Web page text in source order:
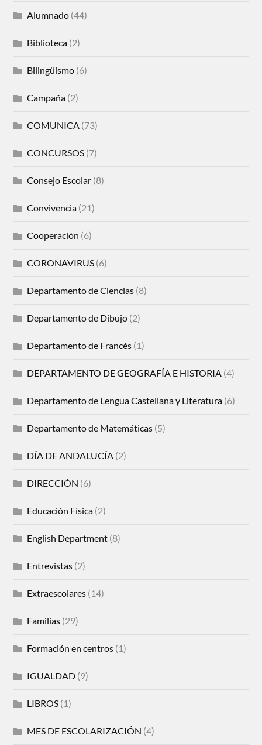
Alumnado (44)
Biblioteca (2)
Bilingüismo (6)
Campaña (2)
COMUNICA (73)
CONCURSOS (7)
Consejo Escolar (8)
Convivencia (21)
Cooperación (6)
CORONAVIRUS (6)
Departamento de Ciencias (8)
Departamento de Dibujo (2)
Departamento de Francés (1)
DEPARTAMENTO DE GEOGRAFÍA E HISTORIA (4)
Departamento de Lengua Castellana y Literatura (6)
Departamento de Matemáticas (5)
DÍA DE ANDALUCÍA (2)
DIRECCIÓN (6)
Educación Física (2)
English Department (8)
Entrevistas (2)
Extraescolares (14)
Familias (29)
Formación en centros (1)
IGUALDAD (9)
LIBROS (1)
MES DE ESCOLARIZACIÓN (4)